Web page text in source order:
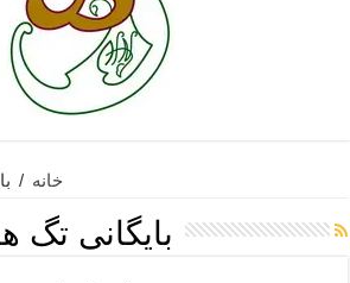
خانه /
بایگانی تگ